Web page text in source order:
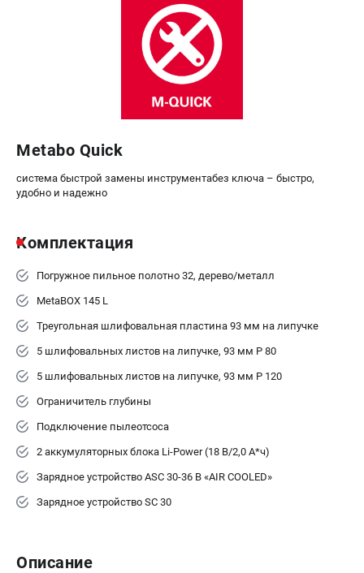
Угловые шлифмашины (УШМ)
АККУМУЛЯТОРНЫЙ ИНСТРУМЕНТ
Аккумуляторные перфораторы
Аккумуляторные лобзики
РАСХОДНЫЕ МАТЕРИАЛЫ И АКСЕССУАРЫ
Аккумуляторы и зарядные устройства
Кейсы и сумки
+7 (800) 550-70-46
Информация размещённая на сайте не является публичной
8 (812) 318-40-26
Режим работы колл-центра:
Metabo Quick
система быстрой замены инструментабез ключа – быстро,
удобно и надежно
Комплектация
Погружное пильное полотно 32, дерево/металл
MetaBOX 145 L
Треугольная шлифовальная пластина 93 мм на липучке
5 шлифовальных листов на липучке, 93 мм P 80
5 шлифовальных листов на липучке, 93 мм P 120
Ограничитель глубины
Подключение пылеотсоса
2 аккумуляторных блока Li-Power (18 В/2,0 А*ч)
Зарядное устройство ASC 30-36 В «AIR COOLED»
Зарядное устройство SC 30
Описание